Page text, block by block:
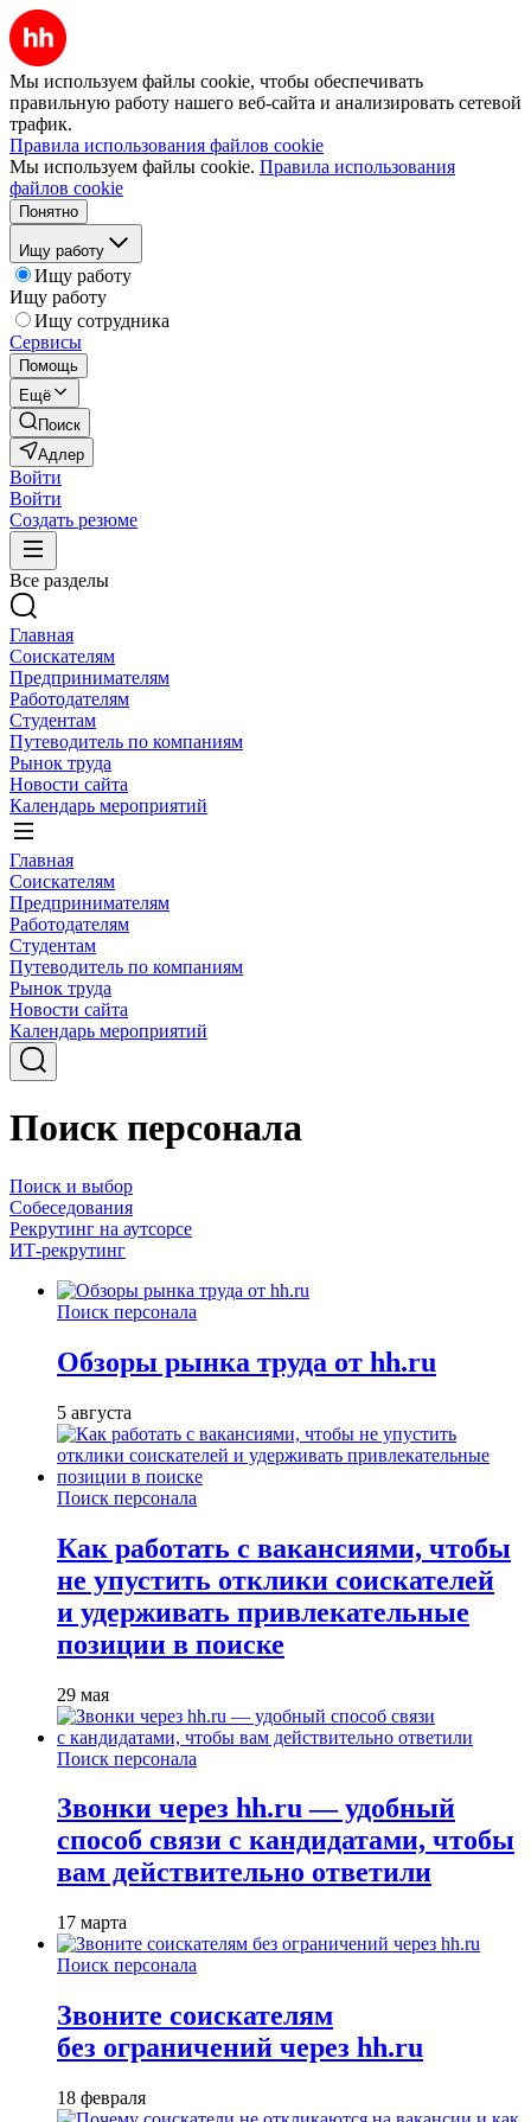
Мы используем файлы cookie, чтобы обеспечивать
правильную работу нашего веб-сайта и анализировать сетевой
трафик.
Правила использования файлов cookie
Мы используем файлы cookie. Правила использования
файлов cookie
Понятно
Ищу работу
Ищу работу
Ищу работу
Ищу сотрудника
Сервисы
Помощь
Ещё
Поиск
Адлер
Войти
Войти
Создать резюме
Все разделы
Главная
Соискателям
Предпринимателям
Работодателям
Студентам
Путеводитель по компаниям
Рынок труда
Новости сайта
Календарь мероприятий
Главная
Соискателям
Предпринимателям
Работодателям
Студентам
Путеводитель по компаниям
Рынок труда
Новости сайта
Календарь мероприятий
Поиск персонала
Поиск и выбор
Собеседования
Рекрутинг на аутсорсе
ИТ-рекрутинг
Поиск персонала
Обзоры рынка труда от hh.ru
5 августа
Поиск персонала
Как работать с вакансиями, чтобы
не упустить отклики соискателей
и удерживать привлекательные
позиции в поиске
29 мая
Поиск персонала
Звонки через hh.ru — удобный
способ связи с кандидатами, чтобы
вам действительно ответили
17 марта
Поиск персонала
Звоните соискателям
без ограничений через hh.ru
18 февраля